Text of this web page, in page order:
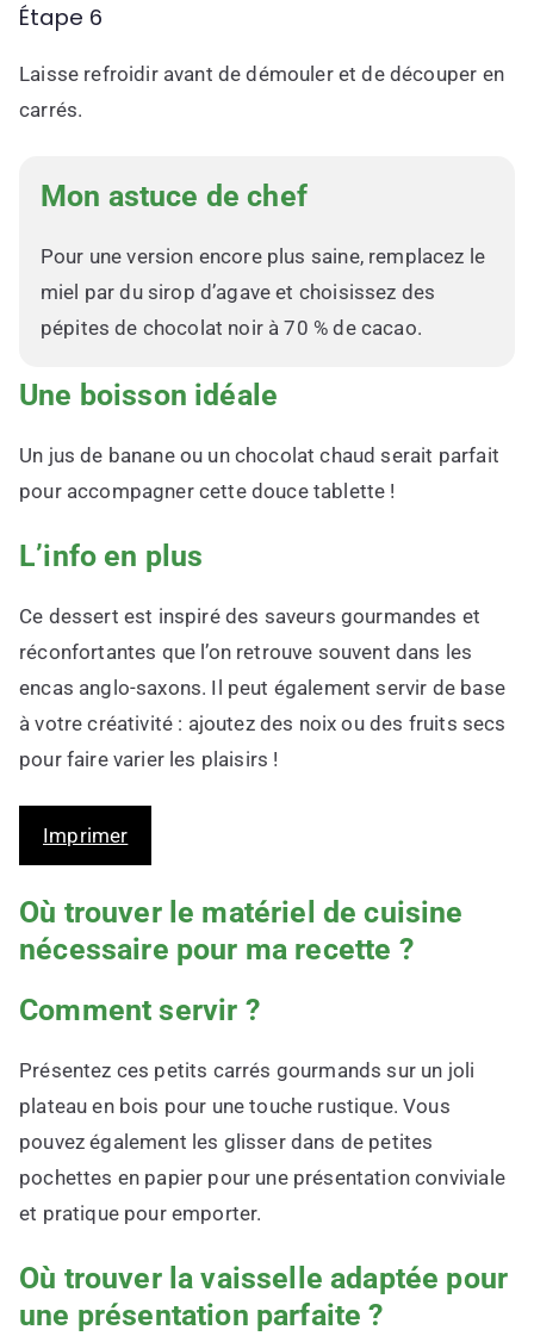
Étape 6
Laisse refroidir avant de démouler et de découper en
carrés.
Mon astuce de chef
Pour une version encore plus saine, remplacez le
miel par du sirop d’agave et choisissez des
pépites de chocolat noir à 70 % de cacao.
Une boisson idéale
Un jus de banane ou un chocolat chaud serait parfait
pour accompagner cette douce tablette !
L’info en plus
Ce dessert est inspiré des saveurs gourmandes et
réconfortantes que l’on retrouve souvent dans les
encas anglo-saxons. Il peut également servir de base
à votre créativité : ajoutez des noix ou des fruits secs
pour faire varier les plaisirs !
Imprimer
Où trouver le matériel de cuisine
nécessaire pour ma recette ?
Comment servir ?
Présentez ces petits carrés gourmands sur un joli
plateau en bois pour une touche rustique. Vous
pouvez également les glisser dans de petites
pochettes en papier pour une présentation conviviale
et pratique pour emporter.
Où trouver la vaisselle adaptée pour
une présentation parfaite ?